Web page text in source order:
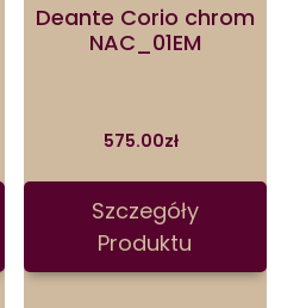
Deante Corio chrom
NAC_01EM
575.00zł
Szczegóły
Produktu